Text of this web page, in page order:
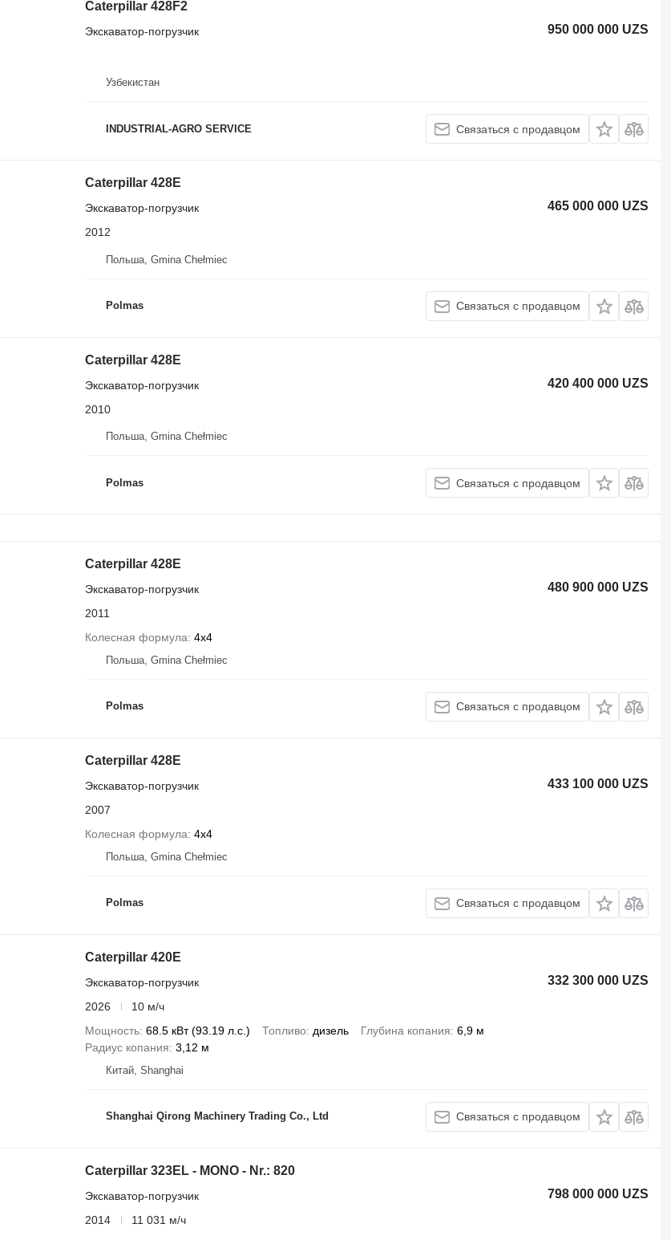
Caterpillar 428F2
950 000 000 UZS
Экскаватор-погрузчик
Узбекистан
INDUSTRIAL-AGRO SERVICE Связаться с продавцом
Caterpillar 428E
465 000 000 UZS
Экскаватор-погрузчик
2012
Польша, Gmina Chełmiec
Polmas Связаться с продавцом
Caterpillar 428E
420 400 000 UZS
Экскаватор-погрузчик
2010
Польша, Gmina Chełmiec
Polmas Связаться с продавцом
Caterpillar 428E
480 900 000 UZS
Экскаватор-погрузчик
2011
Колесная формула 4x4
Польша, Gmina Chełmiec
Polmas Связаться с продавцом
Caterpillar 428E
433 100 000 UZS
Экскаватор-погрузчик
2007
Колесная формула 4x4
Польша, Gmina Chełmiec
Polmas Связаться с продавцом
Caterpillar 420E
332 300 000 UZS
Экскаватор-погрузчик
2026
10 м/ч
Мощность 68.5 кВт (93.19 л.с.) Топливо дизель Глубина копания 6,9 м
Радиус копания 3,12 м
Китай, Shanghai
Shanghai Qirong Machinery Trading Co., Ltd Связаться с продавцом
Caterpillar 323EL - MONO - Nr.: 820
798 000 000 UZS
Экскаватор-погрузчик
2014
11 031 м/ч